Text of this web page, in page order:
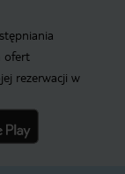
ofert
rezerwacji w